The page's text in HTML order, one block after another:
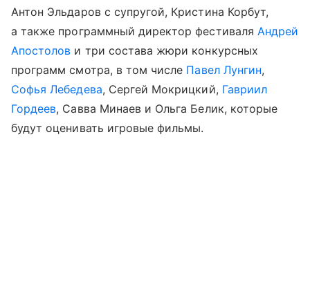
Антон Эльдаров с супругой, Кристина Корбут,
а также программный директор фестиваля Андрей
Апостолов и три состава жюри конкурсных
программ смотра, в том числе Павел Лунгин,
Софья Лебедева, Сергей Мокрицкий, Гавриил
Гордеев, Савва Минаев и Ольга Белик, которые
будут оценивать игровые фильмы.